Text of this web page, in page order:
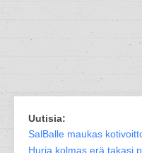
Uutisia:
SalBalle maukas
Hurja kolmas erä takasi